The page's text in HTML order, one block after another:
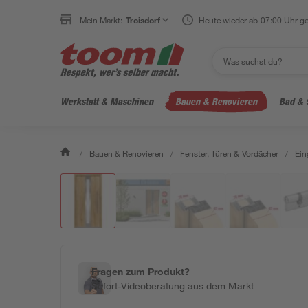
Mein Markt: Troisdorf Heute wieder ab 07:00 Uhr
Werkstatt & Maschinen Bauen & Renovieren Bad &
/ Bauen & Renovieren / Fenster, Türen & Vordächer /
Fragen zum Produkt?
Sofort-Videoberatung aus dem Markt